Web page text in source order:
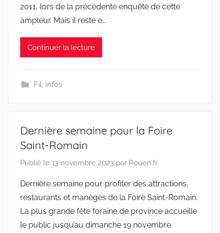
2011, lors de la précédente enquête de cette
ampleur. Mais il reste e…
Continuer la lecture
Fil, Infos
Dernière semaine pour la Foire
Saint-Romain
Publié le 13 novembre 2023 par Rouen.fr
Dernière semaine pour profiter des attractions,
restaurants et manèges de la Foire Saint-Romain.
La plus grande fête foraine de province accueille
le public jusqu’au dimanche 19 novembre